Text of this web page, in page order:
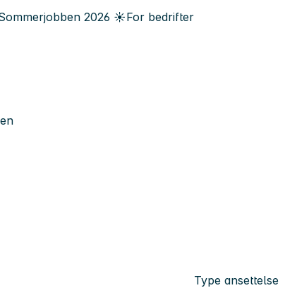
2026 ☀️For bedrifter
Type ansettelse